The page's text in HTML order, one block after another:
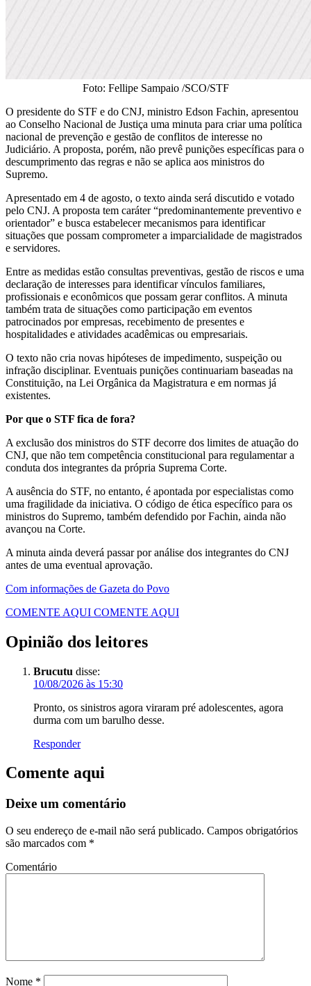
Foto: Fellipe Sampaio /SCO/STF
O presidente do STF e do CNJ, ministro Edson Fachin, apresentou
ao Conselho Nacional de Justiça uma minuta para criar uma política
nacional de prevenção e gestão de conflitos de interesse no
Judiciário. A proposta, porém, não prevê punições específicas para o
descumprimento das regras e não se aplica aos ministros do
Supremo.
Apresentado em 4 de agosto, o texto ainda será discutido e votado
pelo CNJ. A proposta tem caráter “predominantemente preventivo e
orientador” e busca estabelecer mecanismos para identificar
situações que possam comprometer a imparcialidade de magistrados
e servidores.
Entre as medidas estão consultas preventivas, gestão de riscos e uma
declaração de interesses para identificar vínculos familiares,
profissionais e econômicos que possam gerar conflitos. A minuta
também trata de situações como participação em eventos
patrocinados por empresas, recebimento de presentes e
hospitalidades e atividades acadêmicas ou empresariais.
O texto não cria novas hipóteses de impedimento, suspeição ou
infração disciplinar. Eventuais punições continuariam baseadas na
Constituição, na Lei Orgânica da Magistratura e em normas já
existentes.
Por que o STF fica de fora?
A exclusão dos ministros do STF decorre dos limites de atuação do
CNJ, que não tem competência constitucional para regulamentar a
conduta dos integrantes da própria Suprema Corte.
A ausência do STF, no entanto, é apontada por especialistas como
uma fragilidade da iniciativa. O código de ética específico para os
ministros do Supremo, também defendido por Fachin, ainda não
avançou na Corte.
A minuta ainda deverá passar por análise dos integrantes do CNJ
antes de uma eventual aprovação.
Com informações de Gazeta do Povo
COMENTE AQUI COMENTE AQUI
Opinião dos leitores
Brucutu disse:
10/08/2026 às 15:30
Pronto, os sinistros agora viraram pré adolescentes, agora
durma com um barulho desse.
Responder
Comente aqui
Deixe um comentário
O seu endereço de e-mail não será publicado. Campos obrigatórios
são marcados com *
Comentário
Nome *